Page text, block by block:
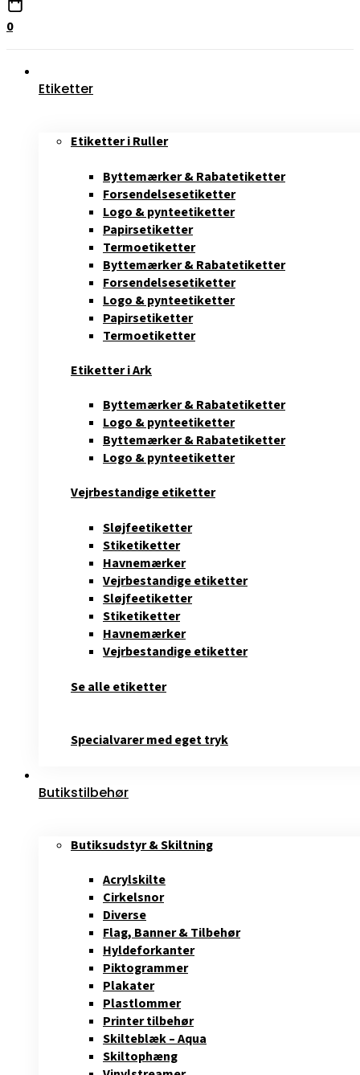
0
Etiketter
Etiketter i Ruller
Byttemærker & Rabatetiketter
Forsendelsesetiketter
Logo & pynteetiketter
Papirsetiketter
Termoetiketter
Byttemærker & Rabatetiketter
Forsendelsesetiketter
Logo & pynteetiketter
Papirsetiketter
Termoetiketter
Etiketter i Ark
Byttemærker & Rabatetiketter
Logo & pynteetiketter
Byttemærker & Rabatetiketter
Logo & pynteetiketter
Vejrbestandige etiketter
Sløjfeetiketter
Stiketiketter
Havnemærker
Vejrbestandige etiketter
Sløjfeetiketter
Stiketiketter
Havnemærker
Vejrbestandige etiketter
Se alle etiketter
Specialvarer med eget tryk
Butikstilbehør
Butiksudstyr & Skiltning
Acrylskilte
Cirkelsnor
Diverse
Flag, Banner & Tilbehør
Hyldeforkanter
Piktogrammer
Plakater
Plastlommer
Printer tilbehør
Skilteblæk – Aqua
Skiltophæng